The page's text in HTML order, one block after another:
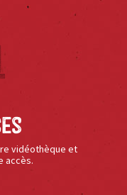
vidéothèque et
accès.